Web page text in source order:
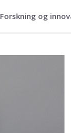
Forskning og